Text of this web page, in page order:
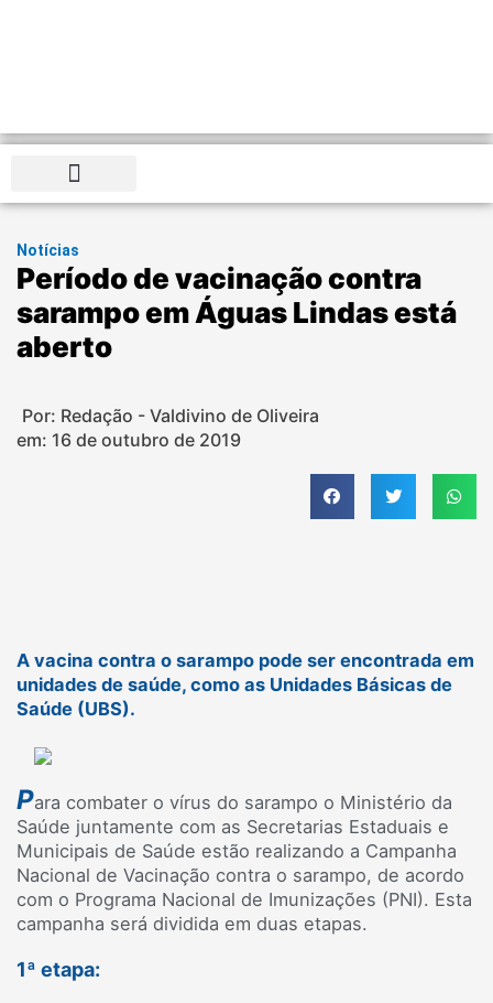
Notícias
Período de vacinação contra
sarampo em Águas Lindas está
aberto
Por: Redação - Valdivino de Oliveira
em: 16 de outubro de 2019
A vacina contra o sarampo pode ser encontrada em
unidades de saúde, como as Unidades Básicas de
Saúde (UBS).
Para combater o vírus do sarampo o Ministério da
Saúde juntamente com as Secretarias Estaduais e
Municipais de Saúde estão realizando a Campanha
Nacional de Vacinação contra o sarampo, de acordo
com o Programa Nacional de Imunizações (PNI). Esta
campanha será dividida em duas etapas.
1ª etapa: